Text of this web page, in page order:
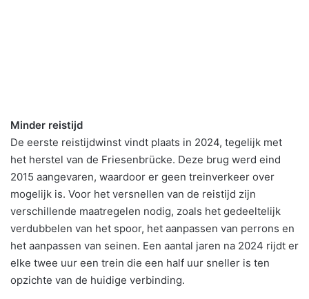
Minder reistijd
De eerste reistijdwinst vindt plaats in 2024, tegelijk met
het herstel van de Friesenbrücke. Deze brug werd eind
2015 aangevaren, waardoor er geen treinverkeer over
mogelijk is. Voor het versnellen van de reistijd zijn
verschillende maatregelen nodig, zoals het gedeeltelijk
verdubbelen van het spoor, het aanpassen van perrons en
het aanpassen van seinen. Een aantal jaren na 2024 rijdt er
elke twee uur een trein die een half uur sneller is ten
opzichte van de huidige verbinding.